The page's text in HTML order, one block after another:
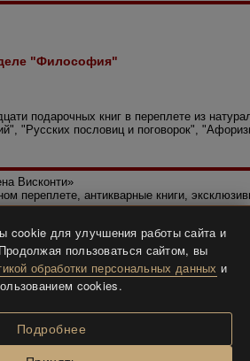
"Философия"
подарочных книг в переплете из
"Русских пословиц и поговорок",
Висконти»
переплете, антикварные книги,
info.
cookie для улучшения работы сайта и
пользоваться сайтом, вы
обработки персональных данных и
cookies.
Подробнее